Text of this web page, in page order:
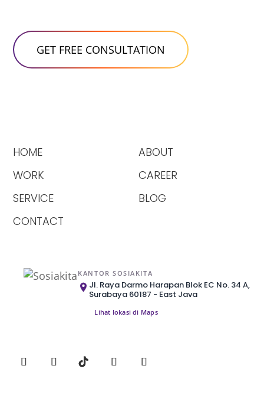
HOME
WORK
SERVICE
CONTACT
ABOUT
CAREER
BLOG
KANTOR SOSIAKITA
Jl. Raya Darmo Harapan Blok EC No. 34 A,
Surabaya 60187 - East Java
Lihat lokasi di Maps